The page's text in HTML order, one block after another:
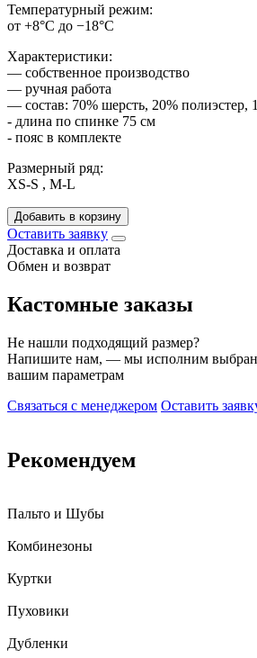
Температурный режим:
от +8°C до −18°C
Характеристики:
— собственное производство
— ручная работа
— состав: 70% шерсть, 20% полиэстер,
- длина по спинке 75 см
- пояс в комплекте
Размерный ряд:
XS-S , M-L
Добавить в корзину
Оставить заявку
Доставка и оплата
Обмен и возврат
Кастомные заказы
Не нашли подходящий размер?
Напишите нам, — мы исполним
вашим параметрам
Связаться с менеджером Оставить
Рекомендуем
Пальто и Шубы
Комбинезоны
Куртки
Пуховики
Дубленки